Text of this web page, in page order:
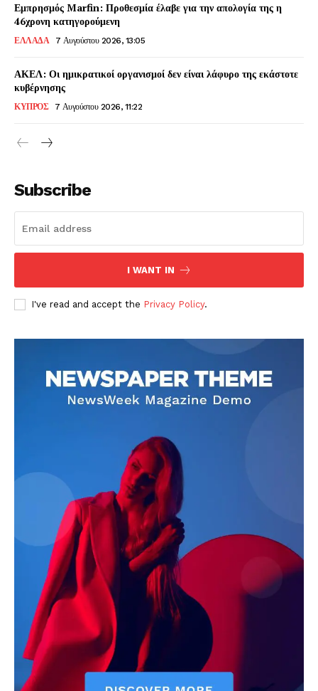
Εμπρησμός Marfin: Προθεσμία έλαβε για την απολογία της η
46χρονη κατηγορούμενη
ΕΛΛΑΔΑ 7 Αυγούστου 2026, 13:05
ΑΚΕΛ: Οι ημικρατικοί οργανισμοί δεν είναι λάφυρο της εκάστοτε
κυβέρνησης
ΚΥΠΡΟΣ 7 Αυγούστου 2026, 11:22
Subscribe
I WANT IN
I've read and accept the Privacy Policy.